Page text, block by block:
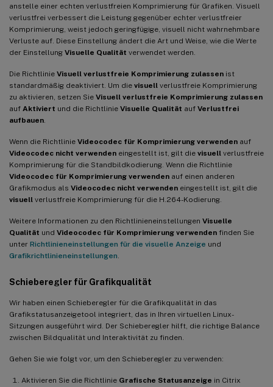
anstelle einer echten verlustfreien Komprimierung für Grafiken. Visuell
verlustfrei verbessert die Leistung gegenüber echter verlustfreier
Komprimierung, weist jedoch geringfügige, visuell nicht wahrnehmbare
Verluste auf. Diese Einstellung ändert die Art und Weise, wie die Werte
der Einstellung Visuelle Qualität verwendet werden.
Die Richtlinie Visuell verlustfreie Komprimierung zulassen ist
standardmäßig deaktiviert. Um die visuell verlustfreie Komprimierung
zu aktivieren, setzen Sie Visuell verlustfreie Komprimierung zulassen
auf Aktiviert und die Richtlinie Visuelle Qualität auf Verlustfrei
aufbauen.
Wenn die Richtlinie Videocodec für Komprimierung verwenden auf
Videocodec nicht verwenden eingestellt ist, gilt die visuell verlustfreie
Komprimierung für die Standbildkodierung. Wenn die Richtlinie
Videocodec für Komprimierung verwenden auf einen anderen
Grafikmodus als Videocodec nicht verwenden eingestellt ist, gilt die
visuell verlustfreie Komprimierung für die H.264-Kodierung.
Weitere Informationen zu den Richtlinieneinstellungen Visuelle
Qualität und Videocodec für Komprimierung verwenden finden Sie
unter Richtlinieneinstellungen für die visuelle Anzeige und
Grafikrichtlinieneinstellungen.
Schieberegler für Grafikqualität
Wir haben einen Schieberegler für die Grafikqualität in das
Grafikstatusanzeigetool integriert, das in Ihren virtuellen Linux-
Sitzungen ausgeführt wird. Der Schieberegler hilft, die richtige Balance
zwischen Bildqualität und Interaktivität zu finden.
Gehen Sie wie folgt vor, um den Schieberegler zu verwenden:
Aktivieren Sie die Richtlinie Grafische Statusanzeige in Citrix